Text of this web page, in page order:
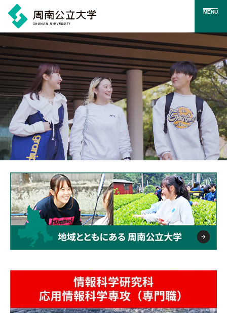
イ
ン
コ
ン
ツ
MENU
メインビジュアル。学生が周南公立大学で過ごす様子のイ